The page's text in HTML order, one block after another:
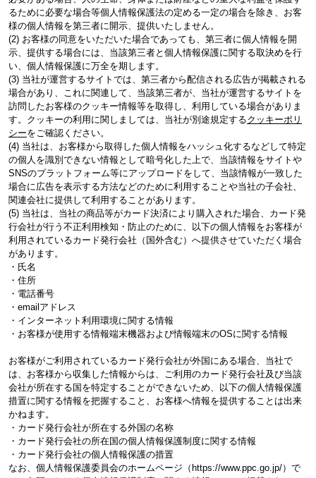
るために必要な場合等個人情報保護法の定める一定の場合を除き、お客
様の個人情報を第三者に開示、提供いたしません。
(2) お客様の同意をいただいた場合であっても、第三者に個人情報を開
示、提供する場合には、当該第三者と個人情報保護に関する取決めを行
い、個人情報保護に万全を期します。
(3) 当社が運営するサイトでは、第三者から配信される広告が掲載される
場合があり、これに関連して、当該第三者が、当社が運営するサイトを
訪問したお客様のクッキー情報等を取得し、利用している場合がありま
す。クッキーの利用に関しましては、当社が別途規定するクッキーポリ
シーをご確認ください。
(4) 当社は、お客様から取得した個人情報をハッシュ化するなどして特定
の個人を識別できない情報として暗号化した上で、当該情報をサイトや
SNSのプラットフォーム等にアップロードをして、当該情報が一致した
場合に広告を表示する方法などのために利用することや当社の子会社、
関連会社に提供して利用することがあります。
(5) 当社は、当社の商品等がカード決済により購入された場合、カード発
行会社が行う不正利用検知・防止のために、以下の個人情報をお客様が
利用されているカード発行会社（国外含む）へ提供させていただく場合
があります。
・氏名
・住所
・電話番号
・emailアドレス
・インターネット利用環境に関する情報
・お客様が使用する情報端末機器および情報端末のOSに関する情報
お客様がご利用されているカード発行会社が外国にある場合、当社で
は、お客様から収集した情報からは、ご利用のカード発行会社及び当該
会社が所在する国を特定することができないため、以下の個人情報保護
措置に関する情報を把握すること、お客様へ情報を提供することは出来
かねます。
・カード発行会社が所在する外国の名称
・カード発行会社の所在国の個人情報保護制度に関する情報
・カード発行会社の個人情報保護の措置
なお、個人情報保護委員会のホームページ（https://www.ppc.go.jp/）で